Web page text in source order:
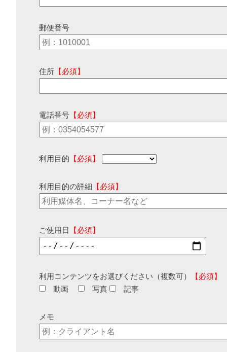
郵便番号
住所 【必須】
電話番号 【必須】
利用目的 【必須】
利用目的の詳細 【必須】
ご使用日 【必須】
利用コンテンツをお選びください（複数可）
【必須】
動画
写真 記事
メモ